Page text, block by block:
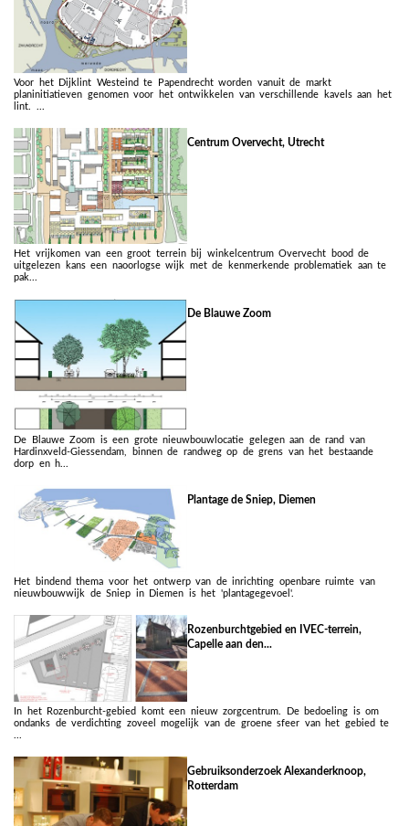
Voor het Dijklint Westeind te Papendrecht worden vanuit de markt
planinitiatieven genomen voor het ontwikkelen van verschillende kavels aan het
lint. ...
Centrum Overvecht, Utrecht
Het vrijkomen van een groot terrein bij winkelcentrum Overvecht bood de
uitgelezen kans een naoorlogse wijk met de kenmerkende problematiek aan te
pak...
De Blauwe Zoom
De Blauwe Zoom is een grote nieuwbouwlocatie gelegen aan de rand van
Hardinxveld-Giessendam, binnen de randweg op de grens van het bestaande
dorp en h...
Plantage de Sniep, Diemen
Het bindend thema voor het ontwerp van de inrichting openbare ruimte van
nieuwbouwwijk de Sniep in Diemen is het 'plantagegevoel'.
Rozenburchtgebied en IVEC-terrein,
Capelle aan den...
In het Rozenburcht-gebied komt een nieuw zorgcentrum. De bedoeling is om
ondanks de verdichting zoveel mogelijk van de groene sfeer van het gebied te
Gebruiksonderzoek Alexanderknoop,
Rotterdam